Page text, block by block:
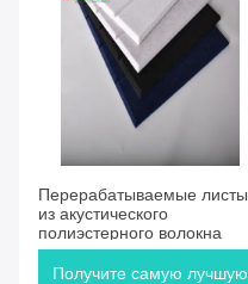
Перерабатываемые листы
из акустического
полиэстерного волокна
Получите самую лучшую